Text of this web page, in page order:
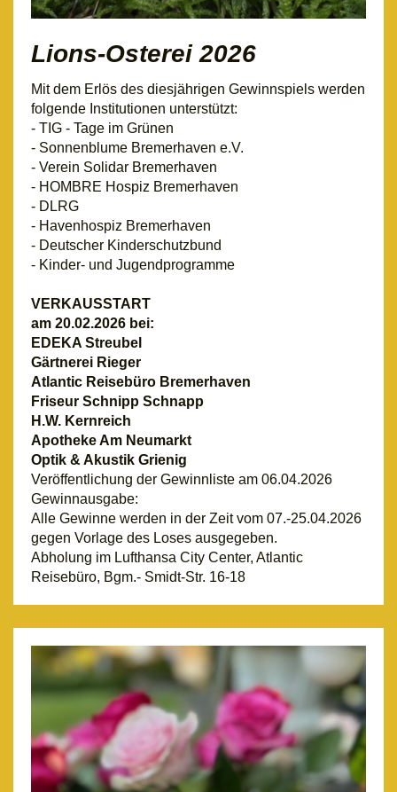
Lions-Osterei 2026
Mit dem Erlös des diesjährigen Gewinnspiels werden
folgende Institutionen unterstützt:
- TIG - Tage im Grünen
- Sonnenblume Bremerhaven e.V.
- Verein Solidar Bremerhaven
- HOMBRE Hospiz Bremerhaven
- DLRG
- Havenhospiz Bremerhaven
- Deutscher Kinderschutzbund
- Kinder- und Jugendprogramme
VERKAUSSTART
am 20.02.2026 bei:
EDEKA Streubel
Gärtnerei Rieger
Atlantic Reisebüro Bremerhaven
Friseur Schnipp Schnapp
H.W. Kernreich
Apotheke Am Neumarkt
Optik & Akustik Grienig
Veröffentlichung der Gewinnliste am 06.04.2026
Gewinnausgabe:
Alle Gewinne werden in der Zeit vom 07.-25.04.2026
gegen Vorlage des Loses ausgegeben.
Abholung im Lufthansa City Center, Atlantic
Reisebüro, Bgm.- Smidt-Str. 16-18